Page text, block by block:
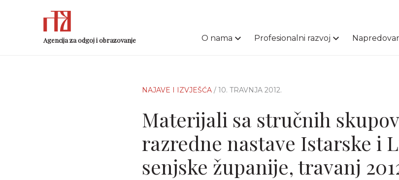
Agencija za odgoj i obrazovanje O nama Profesionalni razvoj
NAJAVE I IZVJEŠĆA / 10. TRAVNJA 2012.
Materijali sa stručnih
razredne nastave Istarske i
senjske županije, travanj